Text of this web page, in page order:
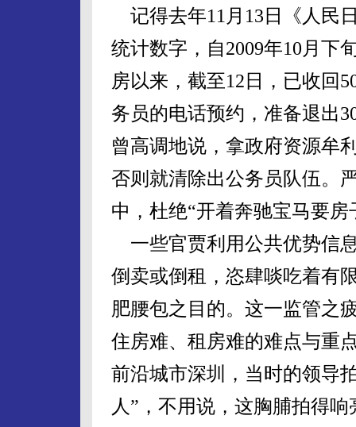
记得去年11月13日《人民
统计数字，自2009年10月下
房以来，截至12日，已收回
务员的电话预约，准备退出
曾高调地说，拿政府资源牟
否则就清除出公务员队伍。
中，杜绝“开着奔驰宝马要房
一些官贾利用公共优势信
倒卖或倒租，恣肆啖吃着有
肥腰包之目的。这一监管之
住房难、租房难的难点与重
前沿城市深圳，当时的领导
人”，不用说，这胸脯拍得